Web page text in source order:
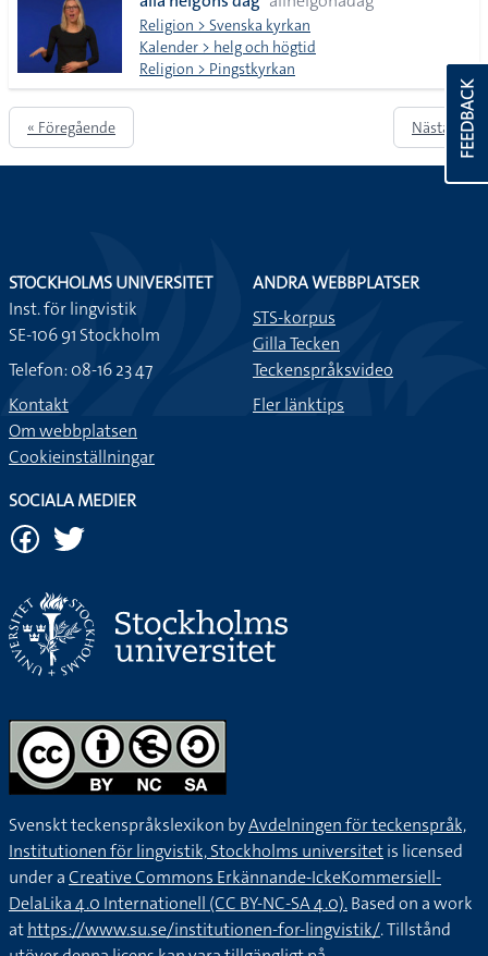
Religion > Svenska kyrkan
Kalender > helg och högtid
Religion > Pingstkyrkan
« Föregående Nästa » FEEDBACK
STOCKHOLMS UNIVERSITET
Inst. för lingvistik
SE-106 91 Stockholm
Telefon: 08-16 23 47
Kontakt
Om webbplatsen
Cookieinställningar
ANDRA WEBBPLATSER
STS-korpus
Gilla Tecken
Teckenspråksvideo
Fler länktips
SOCIALA MEDIER
Svenskt teckenspråkslexikon byAvdelningen för teckenspråk,
Institutionen för lingvistik, Stockholms universitetis licensed
under aCreative Commons Erkännande-IckeKommersiell-
DelaLika 4.0 Internationell (CC BY-NC-SA 4.0).Based on a work
athttps://www.su.se/institutionen-for-lingvistik/. Tillstånd